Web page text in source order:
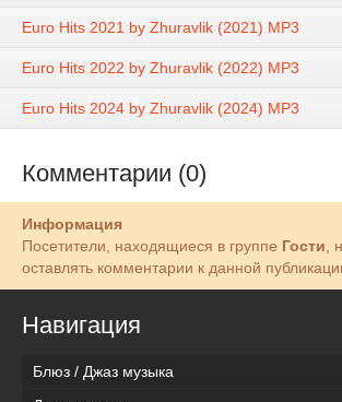
Euro Hits 2021 by Zhuravlik (2021) MP3
Euro Hits 2022 by Zhuravlik (2022) MP3
Euro Hits 2024 by Zhuravlik (2024) MP3
Комментарии (0)
Информация
Посетители, находящиеся в группе Гости,
оставлять комментарии к данной
Навигация
Блюз / Джаз музыка